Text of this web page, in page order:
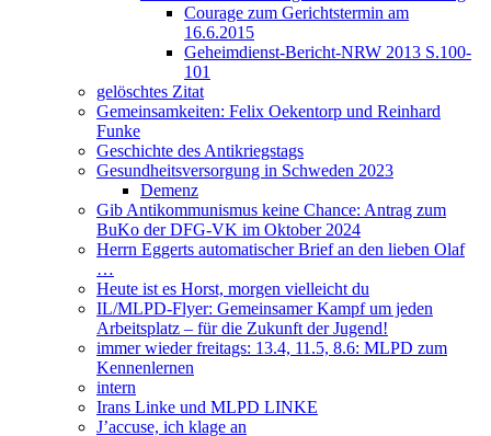
Courage zum Gerichtstermin am
16.6.2015
Geheimdienst-Bericht-NRW 2013 S.100-
101
gelöschtes Zitat
Gemeinsamkeiten: Felix Oekentorp und Reinhard
Funke
Geschichte des Antikriegstags
Gesundheitsversorgung in Schweden 2023
Demenz
Gib Antikommunismus keine Chance: Antrag zum
BuKo der DFG-VK im Oktober 2024
Herrn Eggerts automatischer Brief an den lieben Olaf
…
Heute ist es Horst, morgen vielleicht du
IL/MLPD-Flyer: Gemeinsamer Kampf um jeden
Arbeitsplatz – für die Zukunft der Jugend!
immer wieder freitags: 13.4, 11.5, 8.6: MLPD zum
Kennenlernen
intern
Irans Linke und MLPD LINKE
J’accuse, ich klage an